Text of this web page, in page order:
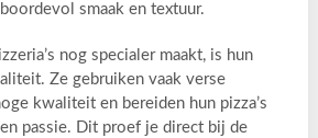
smaak en textuur.
nog specialer maakt, is hun
Ze gebruiken vaak verse
kwaliteit en bereiden hun pizza’s
passie. Dit proef je direct bij de